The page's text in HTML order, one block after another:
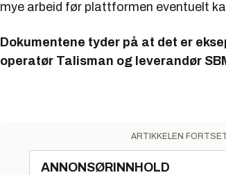
mye arbeid før plattformen eventuelt
Dokumentene tyder på at det er
operatør Talisman og leverandør
ARTIKKELEN
ANNONSØRINNHOLD